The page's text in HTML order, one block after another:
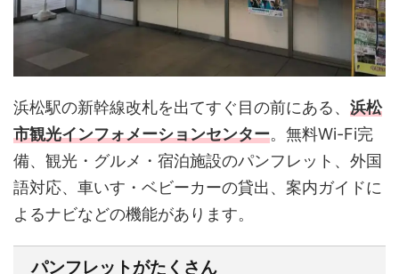
浜松駅の新幹線改札を出てすぐ目の前にある、 浜松
市観光インフォメーションセンター。無料Wi-Fi完
備、観光・グルメ・宿泊施設のパンフレット、外国
語対応、車いす・ベビーカーの貸出、案内ガイドに
よるナビなどの機能があります。
パンフレットがたくさん